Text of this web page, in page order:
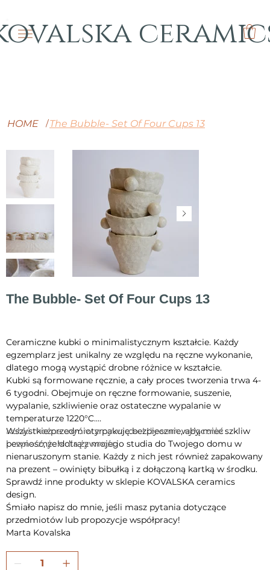
HOME /The Bubble- Set Of Four Cups 13
The Bubble- Set Of Four Cups 13
Ceramiczne kubki o minimalistycznym kształcie. Każdy
egzemplarz jest unikalny ze względu na ręczne wykonanie,
dlatego mogą wystąpić drobne różnice w kształcie.
Kubki są formowane ręcznie, a cały proces tworzenia trwa 4-
6 tygodni. Obejmuje on ręczne formowanie, suszenie,
wypalanie, szkliwienie oraz ostateczne wypalanie w
temperaturze 1220°C.
Kubki można myć w zmywarce. Używam wyłącznie szkliw
bezpiecznych dla żywności.
Wszystkie przedmioty pakuję bezpiecznie, aby mieć
pewność, że dotrą z mojego studia do Twojego domu w
nienaruszonym stanie. Każdy z nich jest również zapakowany
na prezent – owinięty bibułką i z dołączoną kartką w środku.
Sprawdź inne produkty w sklepie KOVALSKA ceramics
design.
Śmiało napisz do mnie, jeśli masz pytania dotyczące
przedmiotów lub propozycje współpracy!
Marta Kovalska